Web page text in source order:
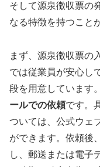
そして源泉徴収票の
なる特徴を持つこと
まず、源泉徴収票の
では従業員が安心し
段を用意しています
ールでの依頼です。
ついては、公式ウェ
ができます。依頼後
し、郵送または電子